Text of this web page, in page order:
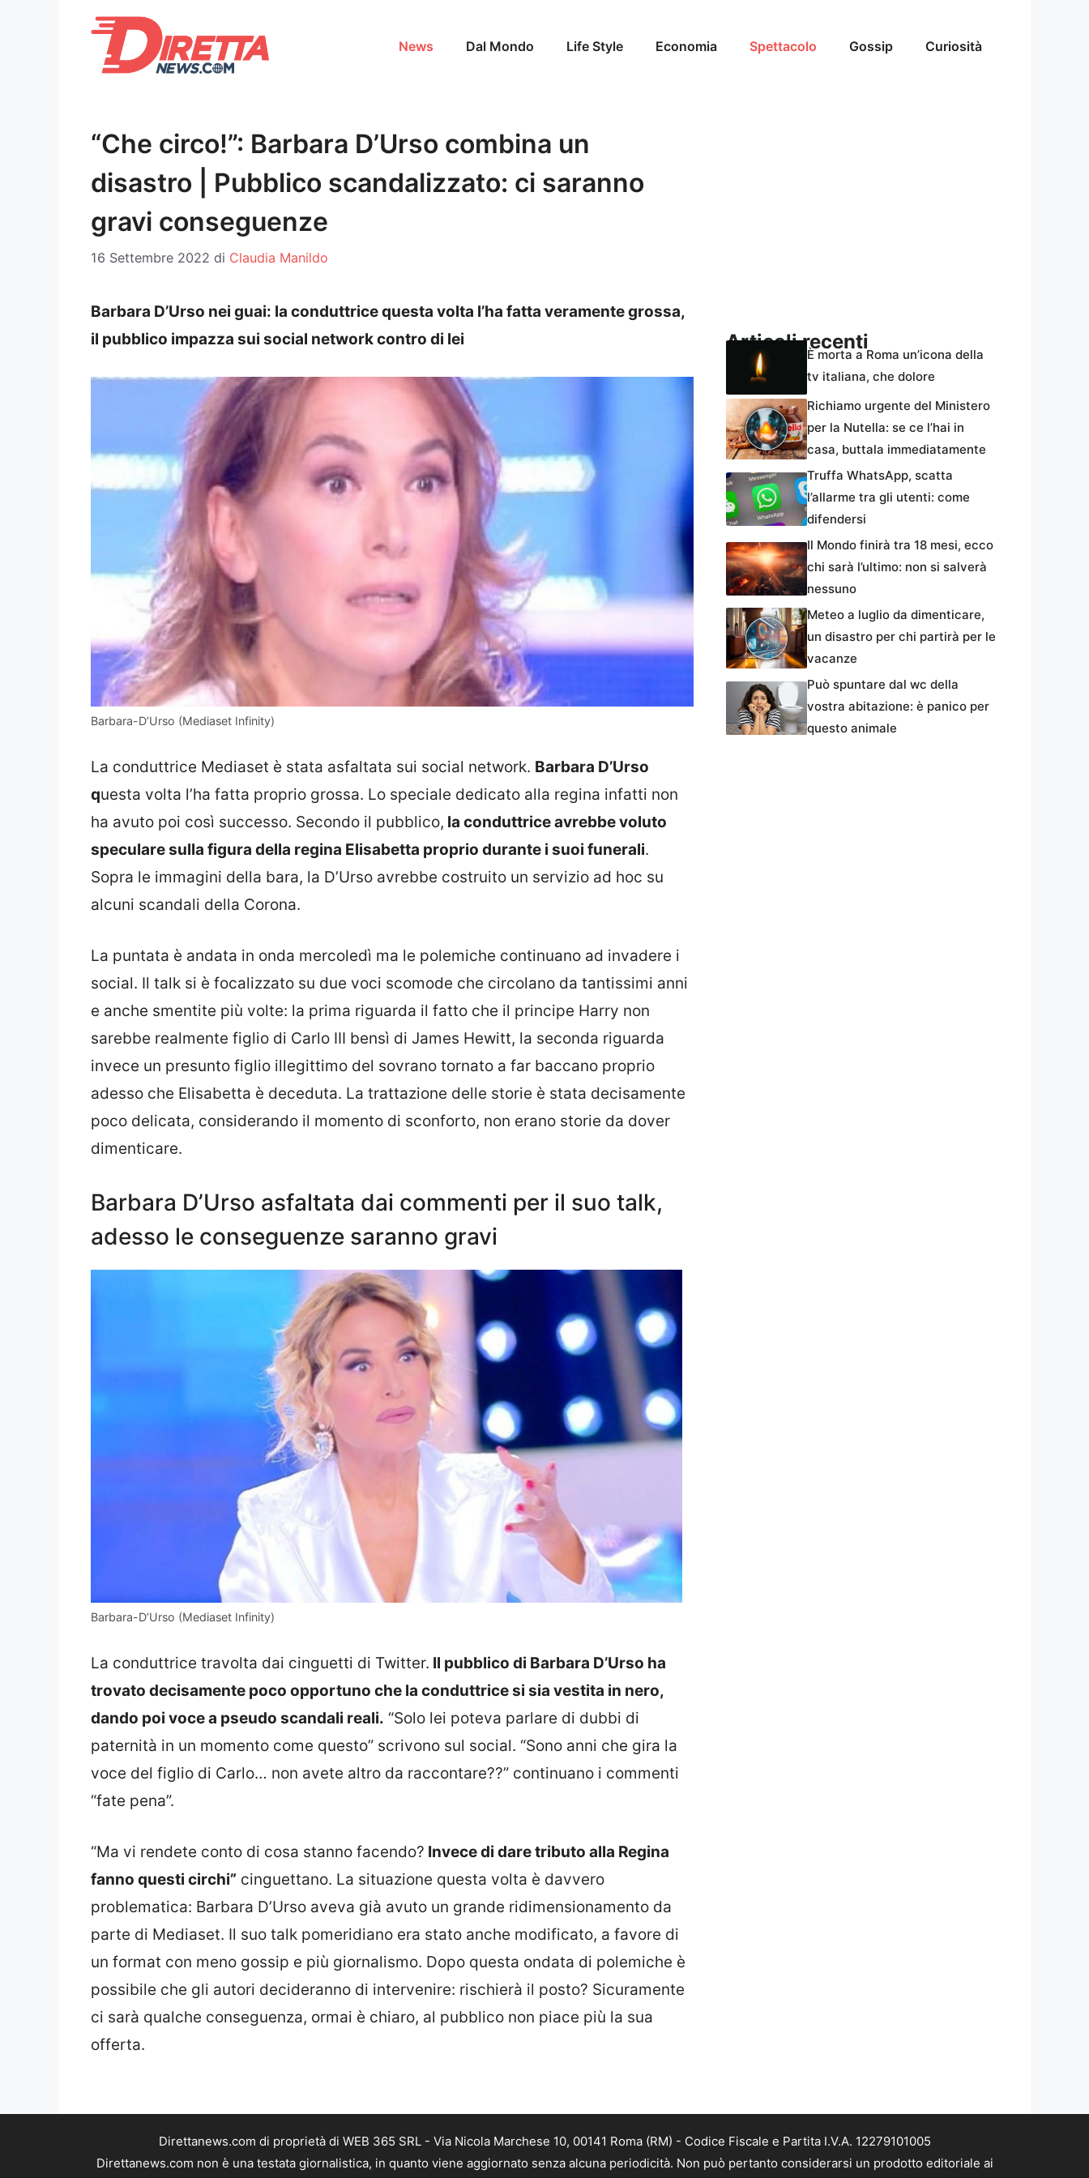
News Dal Mondo Life Style Economia Spettacolo Gossip Curiosità
“Che circo!”: Barbara D’Urso combina un
disastro | Pubblico scandalizzato: ci saranno
gravi conseguenze
16 Settembre 2022 di Claudia Manildo
Barbara D’Urso nei guai: la conduttrice questa volta l’ha fatta veramente grossa,
il pubblico impazza sui social network contro di lei
Barbara-D’Urso (Mediaset Infinity)
La conduttrice Mediaset è stata asfaltata sui social network. Barbara D’Urso
questa volta l’ha fatta proprio grossa. Lo speciale dedicato alla regina infatti non
ha avuto poi così successo. Secondo il pubblico, la conduttrice avrebbe voluto
speculare sulla figura della regina Elisabetta proprio durante i suoi funerali.
Sopra le immagini della bara, la D’Urso avrebbe costruito un servizio ad hoc su
alcuni scandali della Corona.
La puntata è andata in onda mercoledì ma le polemiche continuano ad invadere i
social. Il talk si è focalizzato su due voci scomode che circolano da tantissimi anni
e anche smentite più volte: la prima riguarda il fatto che il principe Harry non
sarebbe realmente figlio di Carlo III bensì di James Hewitt, la seconda riguarda
invece un presunto figlio illegittimo del sovrano tornato a far baccano proprio
adesso che Elisabetta è deceduta. La trattazione delle storie è stata decisamente
poco delicata, considerando il momento di sconforto, non erano storie da dover
dimenticare.
Barbara D’Urso asfaltata dai commenti per il suo talk,
adesso le conseguenze saranno gravi
Barbara-D’Urso (Mediaset Infinity)
La conduttrice travolta dai cinguetti di Twitter. Il pubblico di Barbara D’Urso ha
trovato decisamente poco opportuno che la conduttrice si sia vestita in nero,
dando poi voce a pseudo scandali reali. “Solo lei poteva parlare di dubbi di
paternità in un momento come questo” scrivono sul social. “Sono anni che gira la
voce del figlio di Carlo… non avete altro da raccontare??” continuano i commenti
“fate pena”.
“Ma vi rendete conto di cosa stanno facendo? Invece di dare tributo alla Regina
fanno questi circhi” cinguettano. La situazione questa volta è davvero
problematica: Barbara D’Urso aveva già avuto un grande ridimensionamento da
parte di Mediaset. Il suo talk pomeridiano era stato anche modificato, a favore di
un format con meno gossip e più giornalismo. Dopo questa ondata di polemiche è
possibile che gli autori decideranno di intervenire: rischierà il posto? Sicuramente
ci sarà qualche conseguenza, ormai è chiaro, al pubblico non piace più la sua
offerta.
Articoli recenti
È morta a Roma un’icona della
tv italiana, che dolore
Richiamo urgente del Ministero
per la Nutella: se ce l’hai in
casa, buttala immediatamente
Truffa WhatsApp, scatta
l’allarme tra gli utenti: come
difendersi
Il Mondo finirà tra 18 mesi, ecco
chi sarà l’ultimo: non si salverà
nessuno
Meteo a luglio da dimenticare,
un disastro per chi partirà per le
vacanze
Può spuntare dal wc della
vostra abitazione: è panico per
questo animale
Direttanews.com di proprietà di WEB 365 SRL - Via Nicola Marchese 10, 00141 Roma (RM) - Codice Fiscale e Partita I.V.A. 12279101005
Direttanews.com non è una testata giornalistica, in quanto viene aggiornato senza alcuna periodicità. Non può pertanto considerarsi un prodotto editoriale ai